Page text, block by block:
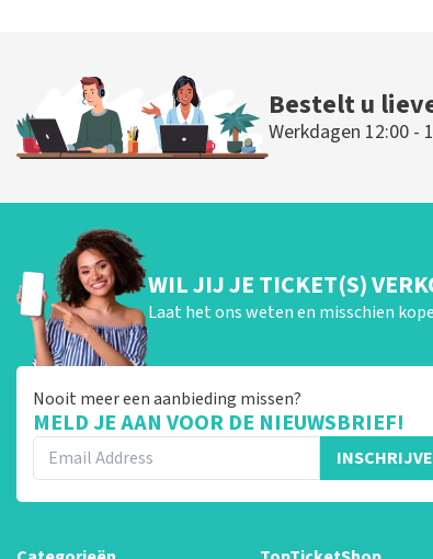
Bestelt u
Werkdagen 12:00 -
WIL JIJ JE TICKET(S)
Laat het ons weten en misschien
Nooit meer een aanbieding missen?
MELD JE AAN VOOR DE NIEUWSBRIEF!